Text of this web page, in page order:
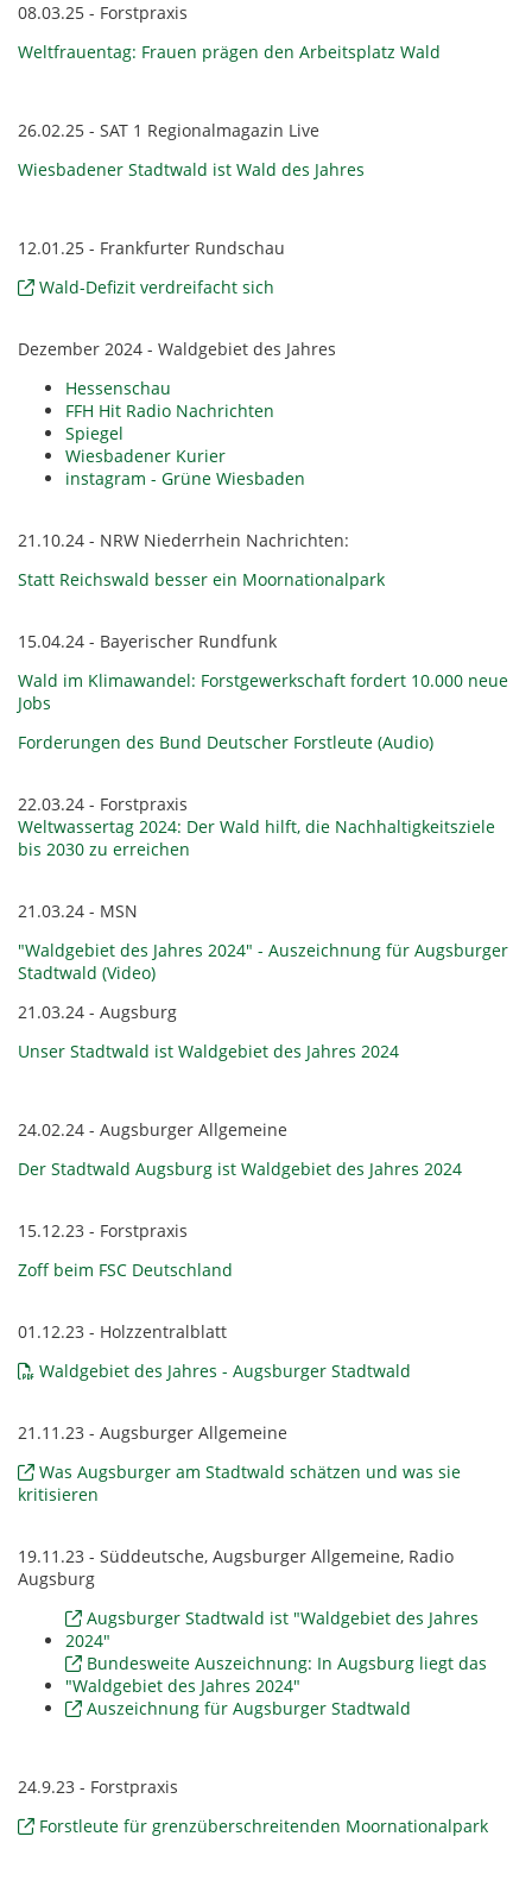
08.03.25 - Forstpraxis
Weltfrauentag: Frauen prägen den Arbeitsplatz Wald
26.02.25 - SAT 1 Regionalmagazin Live
Wiesbadener Stadtwald ist Wald des Jahres
12.01.25 - Frankfurter Rundschau
Wald-Defizit verdreifacht sich
Dezember 2024 - Waldgebiet des Jahres
Hessenschau
FFH Hit Radio Nachrichten
Spiegel
Wiesbadener Kurier
instagram - Grüne Wiesbaden
21.10.24 - NRW Niederrhein Nachrichten:
Statt Reichswald besser ein Moornationalpark
15.04.24 - Bayerischer Rundfunk
Wald im Klimawandel: Forstgewerkschaft fordert 10.000 neue
Jobs
Forderungen des Bund Deutscher Forstleute (Audio)
22.03.24 - Forstpraxis
Weltwassertag 2024: Der Wald hilft, die Nachhaltigkeitsziele
bis 2030 zu erreichen
21.03.24 - MSN
"Waldgebiet des Jahres 2024" - Auszeichnung für Augsburger
Stadtwald (Video)
21.03.24 - Augsburg
Unser Stadtwald ist Waldgebiet des Jahres 2024
24.02.24 - Augsburger Allgemeine
Der Stadtwald Augsburg ist Waldgebiet des Jahres 2024
15.12.23 - Forstpraxis
Zoff beim FSC Deutschland
01.12.23 - Holzzentralblatt
Waldgebiet des Jahres - Augsburger Stadtwald
21.11.23 - Augsburger Allgemeine
Was Augsburger am Stadtwald schätzen und was sie
kritisieren
19.11.23 - Süddeutsche, Augsburger Allgemeine, Radio
Augsburg
Augsburger Stadtwald ist "Waldgebiet des Jahres
2024"
Bundesweite Auszeichnung: In Augsburg liegt das
"Waldgebiet des Jahres 2024"
Auszeichnung für Augsburger Stadtwald
24.9.23 - Forstpraxis
Forstleute für grenzüberschreitenden Moornationalpark